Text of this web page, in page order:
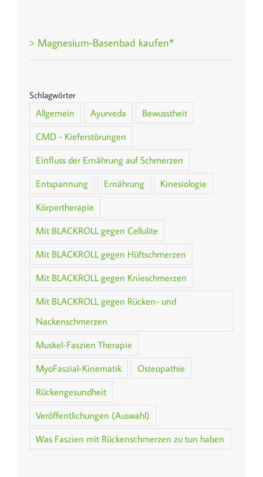
> Magnesium-Basenbad kaufen*
Schlagwörter
Allgemein Ayurveda
Bewusstheit
CMD - Kieferstörungen
Einfluss der Ernährung auf Schmerzen
Entspannung
Ernährung
Kinesiologie
Körpertherapie
Mit BLACKROLL gegen Cellulite
Mit BLACKROLL gegen Hüftschmerzen
Mit BLACKROLL gegen Knieschmerzen
Mit BLACKROLL gegen Rücken- und
Nackenschmerzen
Muskel-Faszien Therapie
MyoFaszial-Kinematik
Osteopathie
Rückengesundheit
Veröffentlichungen (Auswahl)
Was Faszien mit Rückenschmerzen zu tun haben